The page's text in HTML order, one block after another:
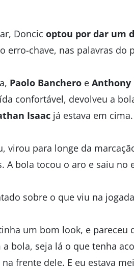
Doncic optou por dar um
erro-chave, nas palavras do
Paolo Banchero e Anthony
confortável, devolveu a
Isaac já estava em cima.
virou para longe da
A bola tocou o aro e saiu
sobre o que viu na
um bom look, e
bola, seja lá o que tenha
frente dele. E eu estava